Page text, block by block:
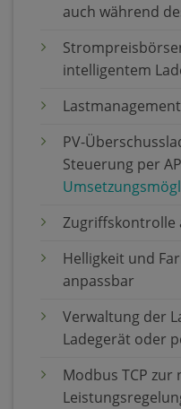
auch während
intelligentem
Lastmanagement
PV-
Steuerung per
Zugriffskontrolle
Helligkeit und
anpassbar
Verwaltung der
Ladegerät oder
Modbus TCP zur